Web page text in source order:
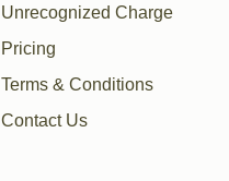
Unrecognized Charge
Pricing
Terms & Conditions
Contact Us